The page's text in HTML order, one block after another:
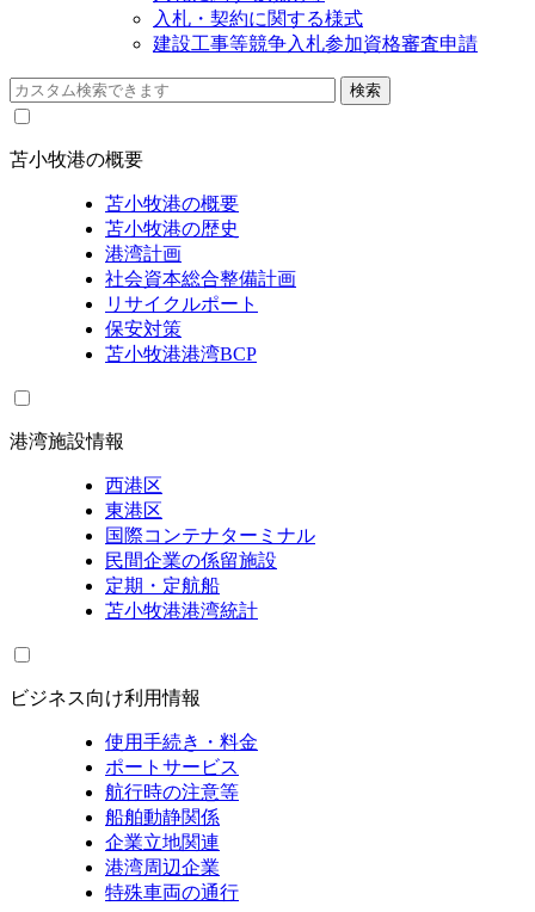
入札・契約に関する様式
建設工事等競争入札参加資格審査申請
苫小牧港の概要
苫小牧港の概要
苫小牧港の歴史
港湾計画
社会資本総合整備計画
リサイクルポート
保安対策
苫小牧港港湾BCP
港湾施設情報
西港区
東港区
国際コンテナターミナル
民間企業の係留施設
定期・定航船
苫小牧港港湾統計
ビジネス向け利用情報
使用手続き・料金
ポートサービス
航行時の注意等
船舶動静関係
企業立地関連
港湾周辺企業
特殊車両の通行